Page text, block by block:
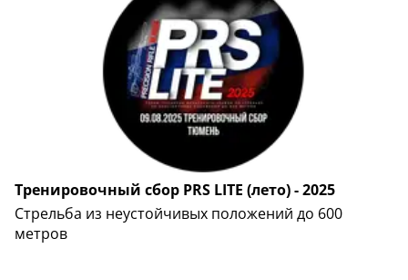
Тренировочный сбор PRS LITE (лето) - 2025
Стрельба из неустойчивых положений до 600
метров